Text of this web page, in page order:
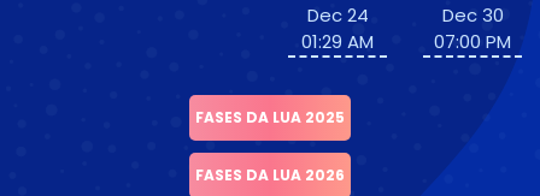
Dec 24
01:29 AM
Dec 30
07:00 PM
FASES DA LUA 2025
FASES DA LUA 2026